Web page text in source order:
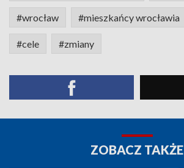
#wrocław #mieszkańcy wrocławia
#cele #zmiany
ZOBACZ TAKŻE